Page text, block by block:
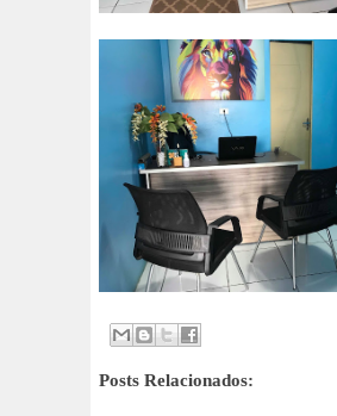
Posts Relacionados: